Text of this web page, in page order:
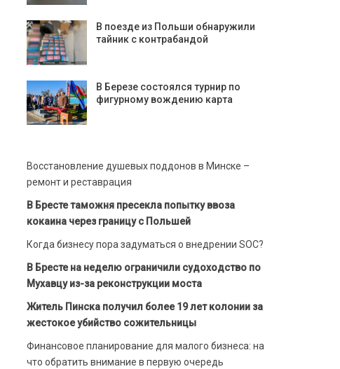
В поезде из Польши обнаружили
тайник с контрабандой
В Березе состоялся турнир по
фигурному вождению карта
Восстановление душевых поддонов в Минске –
ремонт и реставрация
В Бресте таможня пресекла попытку ввоза
кокаина через границу с Польшей
Когда бизнесу пора задуматься о внедрении SOC?
В Бресте на неделю ограничили судоходство по
Мухавцу из-за реконструкции моста
Житель Пинска получил более 19 лет колонии за
жестокое убийство сожительницы
Финансовое планирование для малого бизнеса: на
что обратить внимание в первую очередь